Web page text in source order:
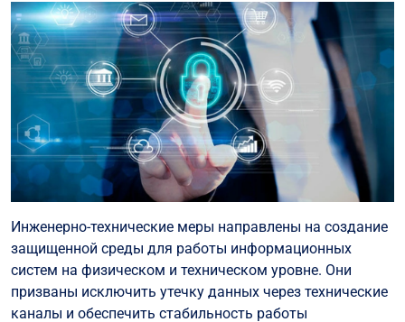
Инженерно-технические меры направлены на создание
защищенной среды для работы информационных
систем на физическом и техническом уровне. Они
призваны исключить утечку данных через технические
каналы и обеспечить стабильность работы